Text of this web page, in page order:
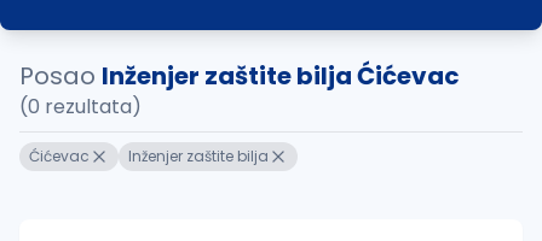
Posao Inženjer zaštite bilja Ćićevac
(0 rezultata)
Ćićevac Inženjer zaštite bilja